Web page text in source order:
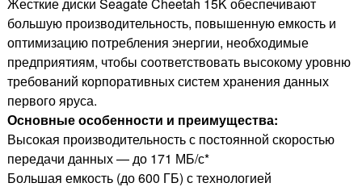
Жесткие диски Seagate Cheetah 15K обеспечивают
большую производительность, повышенную емкость и
оптимизацию потребления энергии, необходимые
предприятиям, чтобы соответствовать высокому уровню
требований корпоративных систем хранения данных
первого яруса.
Основные особенности и преимущества:
Высокая производительность с постоянной скоростью
передачи данных — до 171 МБ/с*
Большая емкость (до 600 ГБ) с технологией